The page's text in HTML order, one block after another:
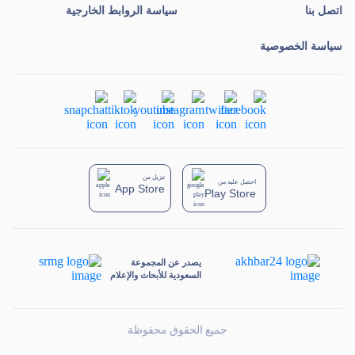
يصدر عن المجموعة
السعودية للأبحاث والإعلام
جميع الحقوق محفوظة
اتصل بنا سياسة الروابط الخارجية
سياسة الخصوصية
تنزيل من
App Store
احصل عليه من
Play Store